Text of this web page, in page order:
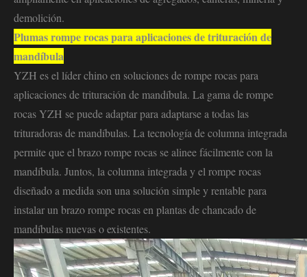
demolición.
Plumas rompe rocas para aplicaciones de trituración de
mandíbula
YZH es el líder chino en soluciones de rompe rocas para
aplicaciones de trituración de mandíbula. La gama de rompe
rocas YZH se puede adaptar para adaptarse a todas las
trituradoras de mandíbulas. La tecnología de columna integrada
permite que el brazo rompe rocas se alinee fácilmente con la
mandíbula. Juntos, la columna integrada y el rompe rocas
diseñado a medida son una solución simple y rentable para
instalar un brazo rompe rocas en plantas de chancado de
mandíbulas nuevas o existentes.